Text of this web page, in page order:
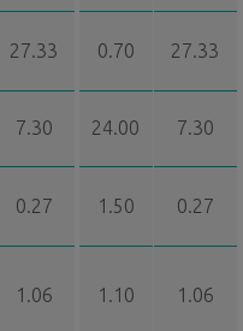
27.33 0.70 27.33
7.30 24.00 7.30
0.27 1.50 0.27
1.06 1.10 1.06